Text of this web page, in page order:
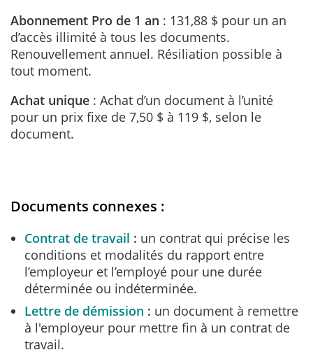
Abonnement Pro de 1 an : 131,88 $ pour un an
d’accès illimité à tous les documents.
Renouvellement annuel. Résiliation possible à
tout moment.
Achat unique : Achat d’un document à l’unité
pour un prix fixe de 7,50 $ à 119 $, selon le
document.
Documents connexes :
Contrat de travail
un contrat qui précise les
conditions et modalités du rapport entre
l’employeur et l’employé pour une durée
déterminée ou indéterminée.
Lettre de démission
un document à remettre
à l'employeur pour mettre fin à un contrat de
travail.